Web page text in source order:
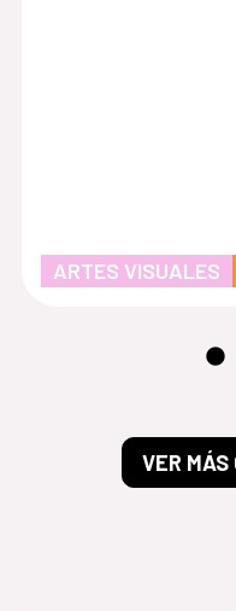
ARTES VISUALES
VER MÁS